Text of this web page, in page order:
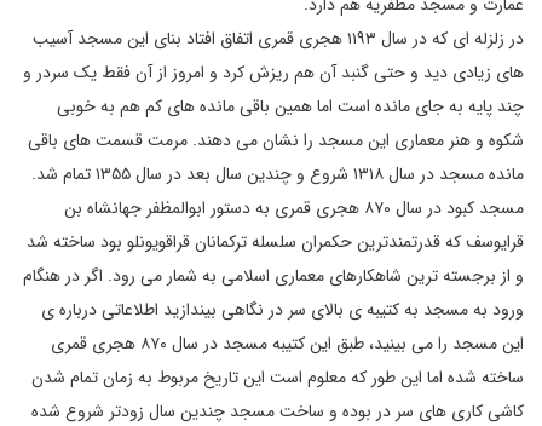
در زلزله ای که در سال ۱۱۹۳ هجری قمری اتفاق افتاد بنای این مسجد آسیب
های زیادی دید و حتی گنبد آن هم ریزش کرد و امروز از آن فقط یک سردر و
چند پایه به جای مانده است اما همین باقی مانده های کم هم به خوبی
شکوه و هنر معماری این مسجد را نشان می دهند. مرمت قسمت های باقی
مانده مسجد در سال ۱۳۱۸ شروع و چندین سال بعد در سال ۱۳۵۵ تمام شد.
مسجد کبود در سال ۸۷۰ هجری قمری به دستور ابوالمظفر جهانشاه بن
قرایوسف که قدرتمندترین حکمران سلسله ترکمانان قراقویونلو بود ساخته شد
و از برجسته ترین شاهکارهای معماری اسلامی به شمار می رود. اگر در هنگام
ورود به مسجد به کتیبه ی بالای سر در نگاهی بیندازید اطلاعاتی درباره ی
این مسجد را می بینید، طبق این کتیبه مسجد در سال ۸۷۰ هجری قمری
ساخته شده اما این طور که معلوم است این تاریخ مربوط به زمان تمام شدن
کاشی کاری های سر در بوده و ساخت مسجد چندین سال زودتر شروع شده